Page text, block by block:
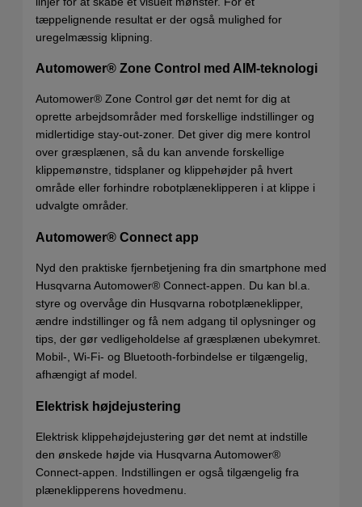
tæppelignende resultat er der også mulighed for
uregelmæssig klipning.
Automower® Zone Control med AIM-teknologi
Automower® Zone Control gør det nemt for dig at
oprette arbejdsområder med forskellige indstillinger og
midlertidige stay-out-zoner. Det giver dig mere kontrol
over græsplænen, så du kan anvende forskellige
klippemønstre, tidsplaner og klippehøjder på hvert
område eller forhindre robotplæneklipperen i at klippe i
udvalgte områder.
Automower® Connect app
Nyd den praktiske fjernbetjening fra din smartphone med
Husqvarna Automower® Connect-appen. Du kan bl.a.
styre og overvåge din Husqvarna robotplæneklipper,
ændre indstillinger og få nem adgang til oplysninger og
tips, der gør vedligeholdelse af græsplænen ubekymret.
Mobil-, Wi-Fi- og Bluetooth-forbindelse er tilgængelig,
afhængigt af model.
Elektrisk højdejustering
Elektrisk klippehøjdejustering gør det nemt at indstille
den ønskede højde via Husqvarna Automower®
Connect-appen. Indstillingen er også tilgængelig fra
plæneklipperens hovedmenu.